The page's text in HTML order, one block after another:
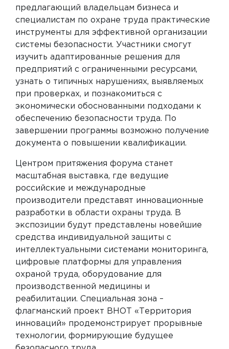
предлагающий владельцам бизнеса и
специалистам по охране труда практические
инструменты для эффективной организации
системы безопасности. Участники смогут
изучить адаптированные решения для
предприятий с ограниченными ресурсами,
узнать о типичных нарушениях, выявляемых
при проверках, и познакомиться с
экономически обоснованными подходами к
обеспечению безопасности труда. По
завершении программы возможно получение
документа о повышении квалификации.
Центром притяжения форума станет
масштабная выставка, где ведущие
российские и международные
производители представят инновационные
разработки в области охраны труда. В
экспозиции будут представлены новейшие
средства индивидуальной защиты с
интеллектуальными системами мониторинга,
цифровые платформы для управления
охраной труда, оборудование для
производственной медицины и
реабилитации. Специальная зона –
флагманский проект ВНОТ «Территория
инноваций» продемонстрирует прорывные
технологии, формирующие будущее